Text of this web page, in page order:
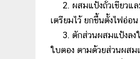
2. ผสมแป้งถั่วเขียวแล
เตรียมไว้ ยกขึ้นตั้งไฟอ่อ
3. ตักส่วนผสมแป้งลงใ
ใบตอง ตามด้วยส่วนผสม